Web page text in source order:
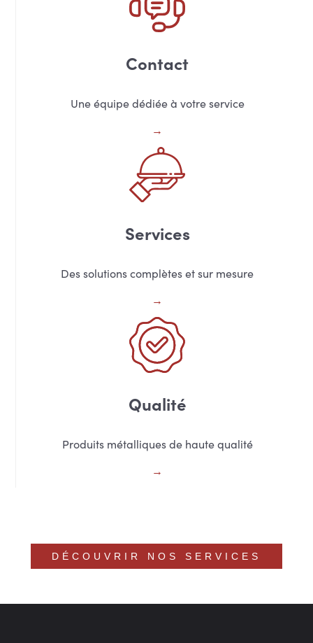
Contact
Une équipe dédiée à votre service
Services
Des solutions complètes et sur mesure
Qualité
Produits métalliques de haute qualité
DÉCOUVRIR NOS SERVICES